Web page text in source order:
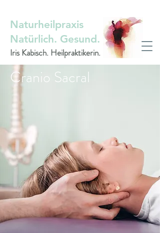
Naturheilpraxis
Natürlich. Gesund.
Iris Kabisch. Heilpraktikerin.
Cranio Sacral